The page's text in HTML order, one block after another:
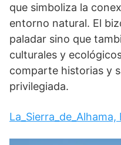
que simboliza la
entorno natural. El
paladar sino que
culturales y
comparte historias y
privilegiada.
La_Sierra_de_Alhama,